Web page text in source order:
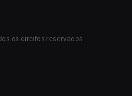
os direitos reservados.